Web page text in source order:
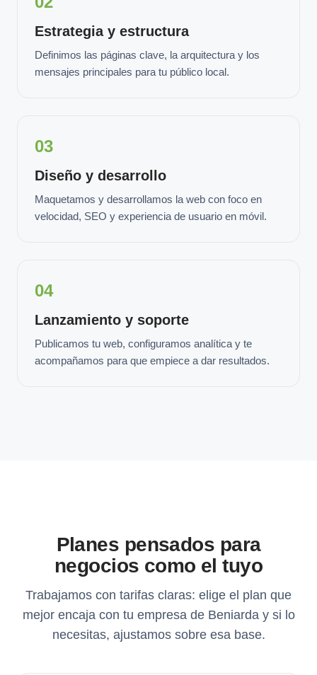
Estrategia y estructura
Definimos las páginas clave, la arquitectura y los
mensajes principales para tu público local.
03
Diseño y desarrollo
Maquetamos y desarrollamos la web con foco en
velocidad, SEO y experiencia de usuario en móvil.
04
Lanzamiento y soporte
Publicamos tu web, configuramos analítica y te
acompañamos para que empiece a dar resultados.
Planes pensados para
negocios como el tuyo
Trabajamos con tarifas claras: elige el plan que
mejor encaja con tu empresa de Beniarda y si lo
necesitas, ajustamos sobre esa base.